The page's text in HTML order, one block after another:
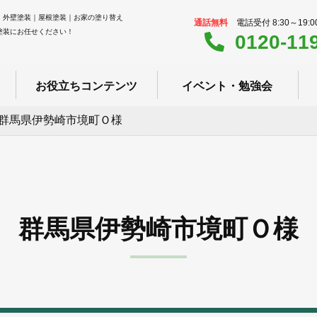
壁塗装｜屋根塗装｜お家の塗り替え
にお任せください！
通話無料 電話受付 8:30～
0120-
お役立ちコンテンツ イベント・勉強会
馬県伊勢崎市境町Ｏ様
群馬県伊勢崎市境町Ｏ様